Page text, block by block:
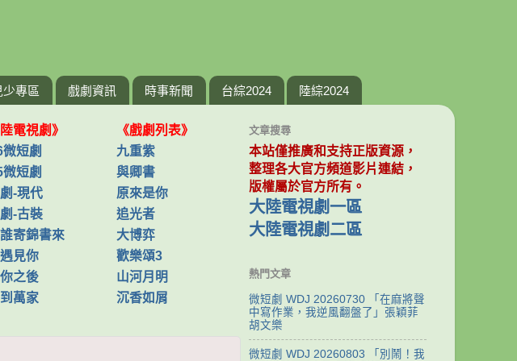
少專區 戲劇資訊 時事新聞 台綜2024 陸綜2024
陸電視劇》
《戲劇列表》
短劇
九重紫
短劇
與卿書
-現代
原來是你
-古裝
追光者
寄錦書來
大博弈
見你
歡樂頌3
之後
山河月明
萬家
沉香如屑
文章搜尋
本站僅推廣和支持正版資源，
整理各大官方頻道影片連結，
版權屬於官方所有。
大陸電視劇一區
大陸電視劇二區
熱門文章
微短劇 WDJ 20260730 「在麻將聲
中寫作業，我逆風翻盤了」張穎菲
胡文樂
微短劇 WDJ 20260803 「別鬧！我